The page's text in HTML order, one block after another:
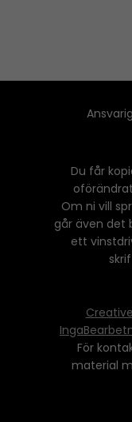
Du får
Om ni vill
går även det
ett
För
material